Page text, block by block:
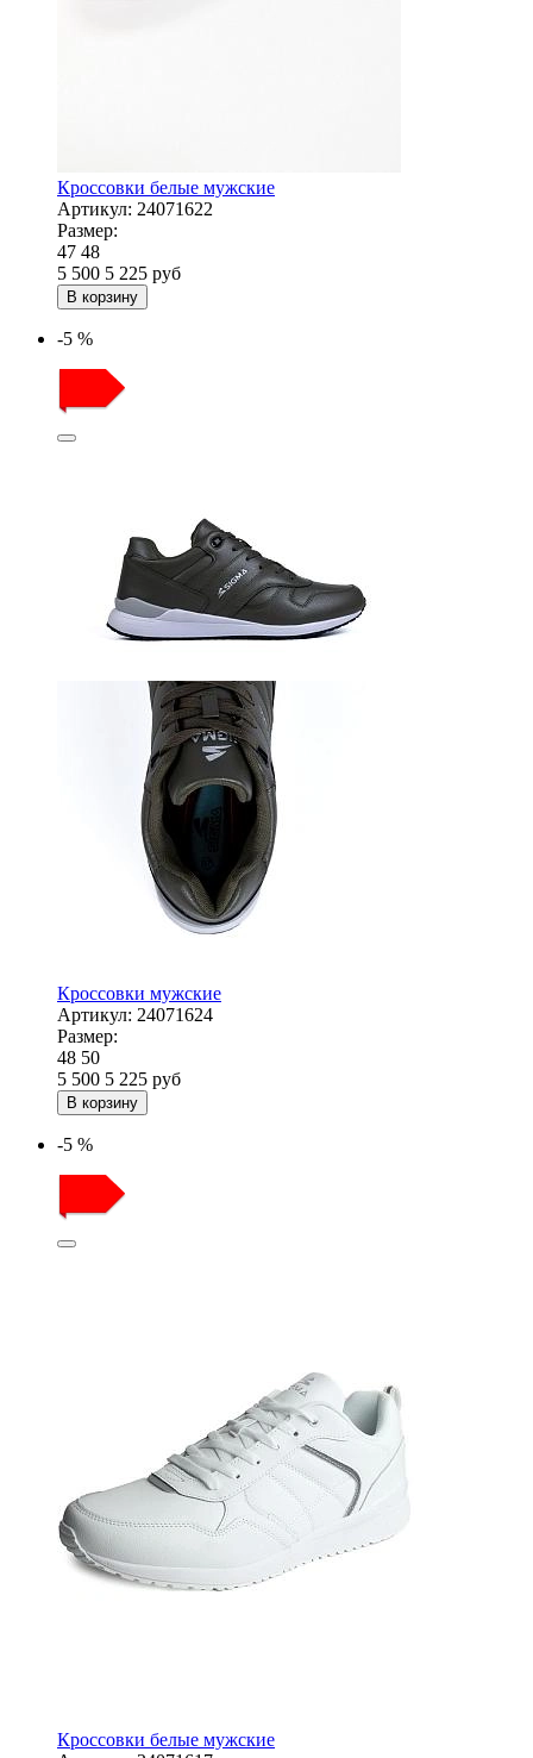
Кроссовки белые мужские
Артикул: 24071622
Размер:
47 48
5 500 5 225 руб
В корзину
-5 %
Кроссовки мужские
Артикул: 24071624
Размер:
48 50
5 500 5 225 руб
В корзину
-5 %
Кроссовки белые мужские